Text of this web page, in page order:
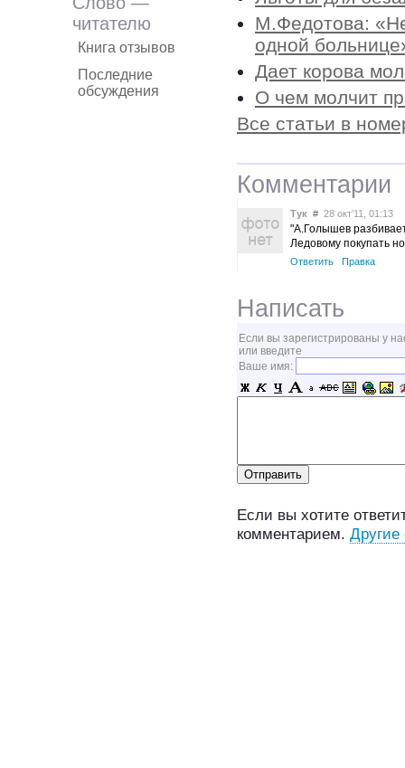
читателю
Книга отзывов
Последние
обсуждения
М.Федотова:
одной
Дает корова
О чем молчит
Все статьи в
Комментарии
Тук # 28 окт’11, 01:13
"А.Голышев
Ледовому покупать
Ответить Правка
Написать
Если вы зарегистрированы у
или введите
Ваше имя:
Если вы хотите
комментарием. Другие